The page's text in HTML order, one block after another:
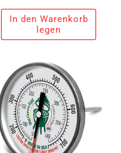
Preis
In den Warenkorb
legen